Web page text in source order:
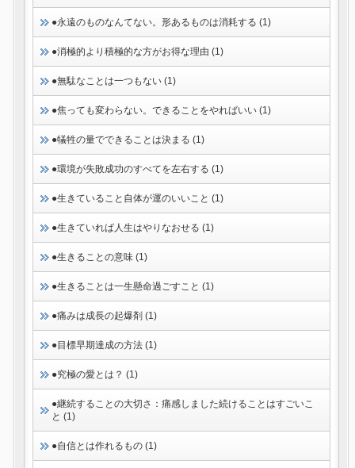
●永遠のものなんてない。形あるものは消耗する (1)
●消極的より積極的な方がお得な理由 (1)
●無駄なことは一つもない (1)
●焦っても変わらない。できることをやればいい (1)
●犠牲の量でできることは決まる (1)
●環境が失敗成功のすべてを左右する (1)
●生きていること自体が運のいいこと (1)
●生きていれば人生はやりなおせる (1)
●生きることの意味 (1)
●生きることは一生懸命過ごすこと (1)
●痛みは成長の起爆剤 (1)
●目標早期達成の方法 (1)
●究極の愛とは？ (1)
●継続することの大切さ：痛感しました続けることはすごいこ
と (1)
●自信とは作れるもの (1)